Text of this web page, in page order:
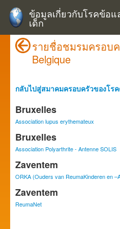
ข้อมูลเกี่ยวกับโรคข้อ
เด็ก
รายชื่อชมรมครอบ
Belgique
กลับไปสู่สมาคมครอบครัวของโร
Bruxelles
Association lupus erythemateux
Bruxelles
Association Polyarthrite - Antenne SOLIS
Zaventem
ORKA (Ouders van ReumaKinderen en
Zaventem
ReumaNet